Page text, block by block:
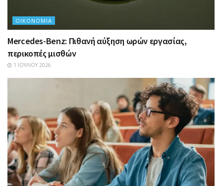
ΟΙΚΟΝΟΜΊΑ
Mercedes-Benz: Πιθανή αύξηση ωρών εργασίας,
περικοπές μισθών
1 ΙΟΥΛΊΟΥ 2026